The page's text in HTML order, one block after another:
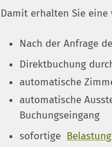
Damit erhalten Sie
Nach der Anfrage
Direktbuchung
automatische
automatische
Buchungseingang
sofortige